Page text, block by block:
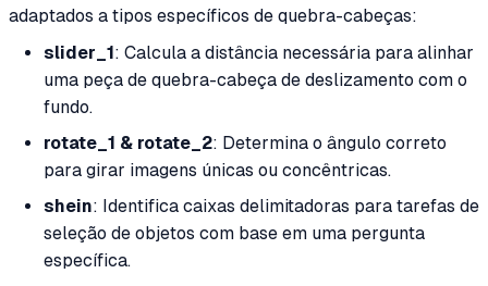
adaptados a tipos específicos de quebra-cabeças:
slider_1 : Calcula a distância necessária para alinhar
uma peça de quebra-cabeça de deslizamento com o
fundo.
rotate_1 & rotate_2: Determina o ângulo correto
para girar imagens únicas ou concêntricas.
shein: Identifica caixas delimitadoras para tarefas de
seleção de objetos com base em uma pergunta
específica.